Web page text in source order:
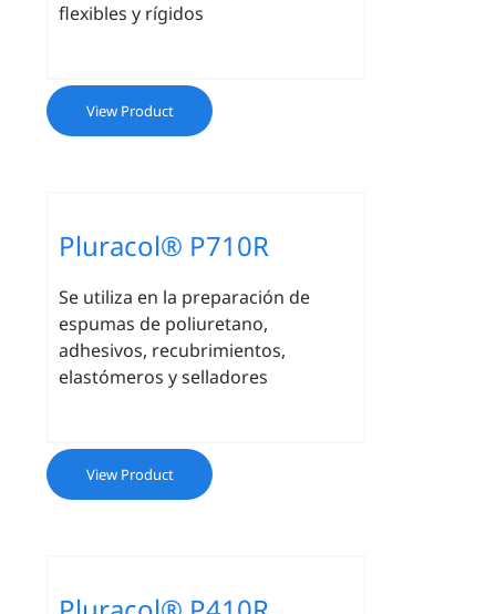
flexibles y rígidos
View Product
Pluracol® P710R
Se utiliza en la preparación de
espumas de poliuretano,
adhesivos, recubrimientos,
elastómeros y selladores
View Product